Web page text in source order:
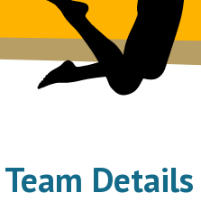
Team Details